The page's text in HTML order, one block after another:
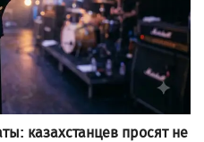
казахстанцев просят не